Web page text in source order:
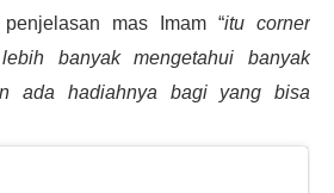
mas Imam “itu corner
banyak mengetahui banyak
ada hadiahnya bagi yang bisa